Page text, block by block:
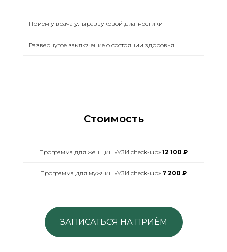
Прием у врача ультразвуковой диагностики
Развернутое заключение о состоянии здоровья
Стоимость
Программа для женщин «УЗИ check-up» 12 100 ₽
Программа для мужчин «УЗИ check-up» 7 200 ₽
ЗАПИСАТЬСЯ НА ПРИЁМ